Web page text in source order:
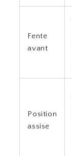
Fente
avant
Position
assise